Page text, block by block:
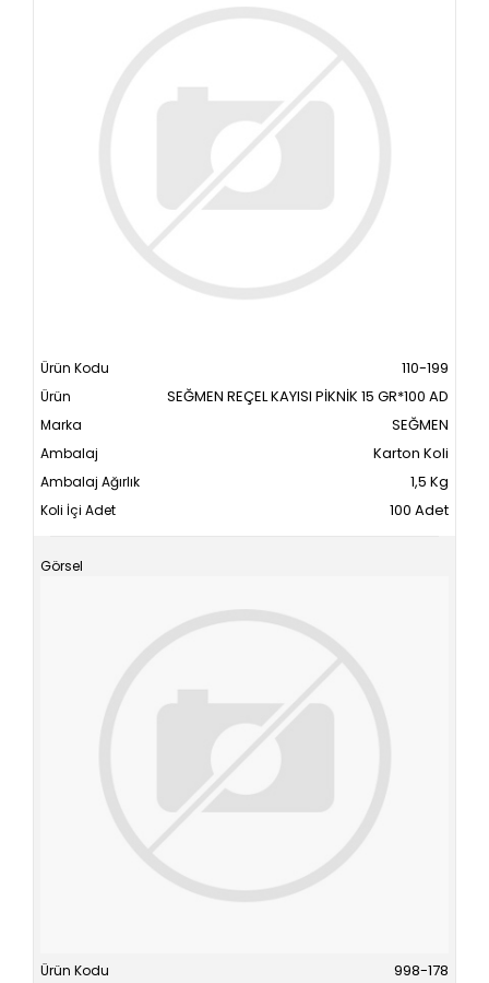
110-199
SEĞMEN REÇEL KAYISI PİKNİK 15 GR*100 AD
SEĞMEN
Karton Koli
1,5 Kg
100 Adet
998-178